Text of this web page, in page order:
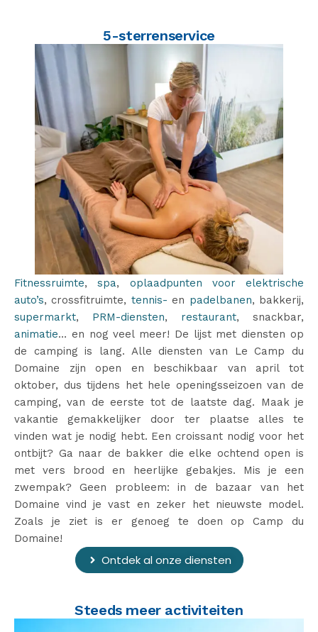
5-sterrenservice
Fitnessruimte,spa, oplaadpunten voor elektrische
auto’s, crossfitruimte, tennis- en padelbanen, bakkerij,
supermarkt, PRM-diensten, restaurant, snackbar,
animatie… en nog veel meer! De lijst met diensten op
de camping is lang. Alle diensten van Le Camp du
Domaine zijn open en beschikbaar van april tot
oktober, dus tijdens het hele openingsseizoen van de
camping, van de eerste tot de laatste dag. Maak je
vakantie gemakkelijker door ter plaatse alles te
vinden wat je nodig hebt. Een croissant nodig voor het
ontbijt? Ga naar de bakker die elke ochtend open is
met vers brood en heerlijke gebakjes. Mis je een
zwempak? Geen probleem: in de bazaar van het
Domaine vind je vast en zeker het nieuwste model.
Zoals je ziet is er genoeg te doen op Camp du
Domaine!
Ontdek al onze diensten
Steeds meer activiteiten